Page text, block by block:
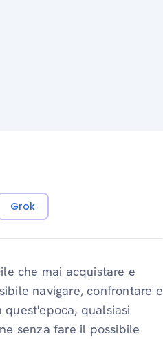
Grok
che mai acquistare e
navigare, confrontare e
qualsiasi
senza fare il possibile